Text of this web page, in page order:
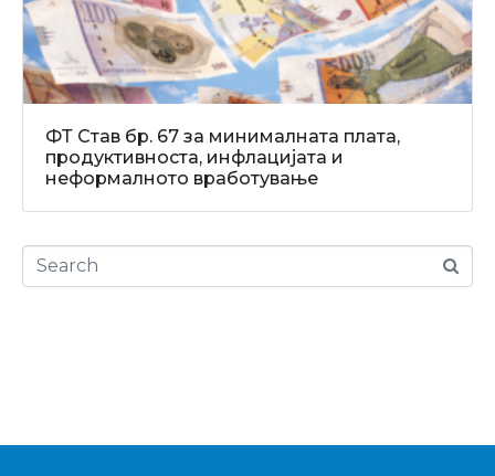
ФТ Став бр. 67 за минималната плата,
продуктивноста, инфлацијата и
неформалното вработување